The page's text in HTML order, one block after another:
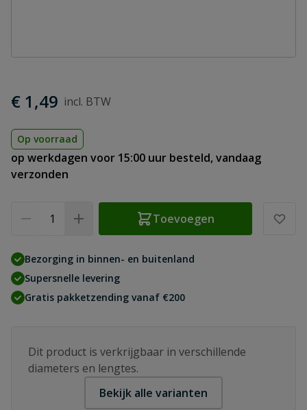
€ 1,49
Op voorraad
op werkdagen voor 15:00 uur besteld, vandaag
verzonden
Toevoegen
Bezorging in binnen- en buitenland
Supersnelle levering
Gratis pakketzending vanaf €200
Dit product is verkrijgbaar in verschillende
diameters en lengtes.
Bekijk alle varianten